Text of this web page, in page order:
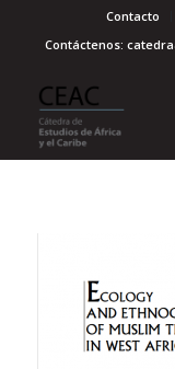
Contacto
Contáctenos: